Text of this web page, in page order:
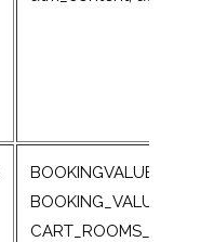
BOOKINGVALUES,
BOOKING_VALUE,